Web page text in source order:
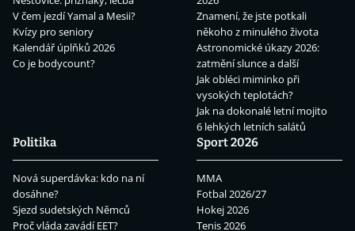
V čem jezdí Yamal a Mesii?
Kvízy pro seniory
Kalendář úplňků 2026
Co je bodycount?
Znamení, že jste potkali
někoho z minulého života
Astronomické úkazy 2026:
zatmění slunce a další
Jak obléci miminko při
vysokých teplotách?
Jak na dokonalé letní mojito
6 lehkých letních salátů
Politika
Nová superdávka: kdo na ní
dosáhne?
Sjezd sudetských Němců
Proč vláda zavádí EET?
Sport 2026
MMA
Fotbal 2026/27
Hokej 2026
Tenis 2026